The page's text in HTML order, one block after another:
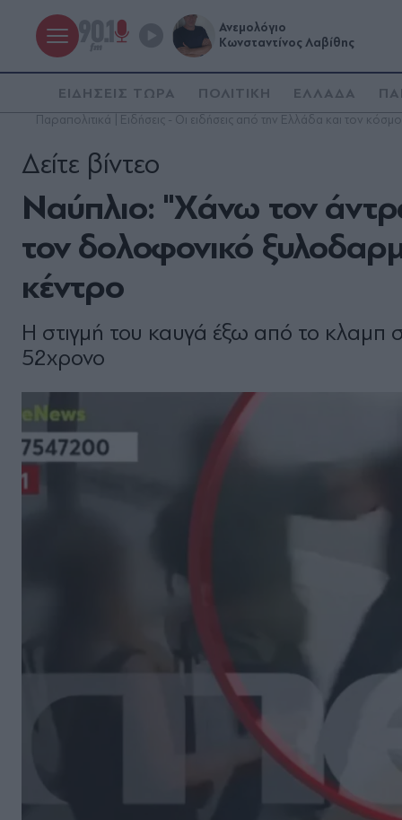
Ανεμολόγιο
Κωνσταντίνος Λαβίθης
ΕΙΔΗΣΕΙΣ ΤΩΡΑ ΠΟΛΙΤΙΚΗ ΕΛΛΑΔΑ
Παραπολιτικά | Ειδήσεις - Οι ειδήσεις από την Ελλάδα και τον κόσμο
Ναύπλιο: "Χάνω τον
τον δολοφονικό
κέντρο
Δείτε βίντεο
Η στιγμή του καυγά έξω από το κλαμπ
52χρονο